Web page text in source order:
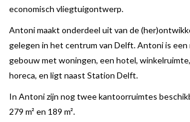
economisch vliegtuigontwerp.
Antoni maakt onderdeel uit van de
gelegen in het centrum van Delft. Antoni is
gebouw met woningen, een hotel,
horeca, en ligt naast Station Delft.
In Antoni zijn nog twee kantoorruimtes
279 m² en 189 m².